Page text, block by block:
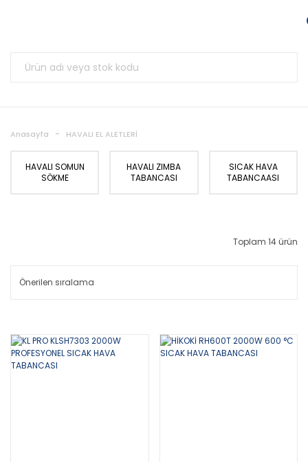
Anasayfa HAVALI EL ALETLERİ
HAVALI SOMUN
SÖKME
HAVALI ZIMBA
TABANCASI
SICAK HAVA
TABANCAASI
Toplam 14 ürün